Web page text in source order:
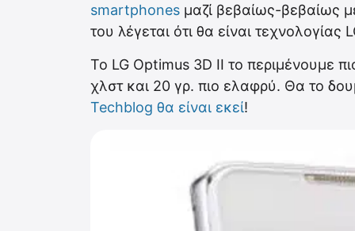
smartphones μαζί βεβαίως-βεβαίως
του λέγεται ότι θα είναι
Το LG Optimus 3D II το περιμένουμε
χλστ και 20 γρ. πιο ελαφρύ. Θα το
Techblog θα είναι εκεί!